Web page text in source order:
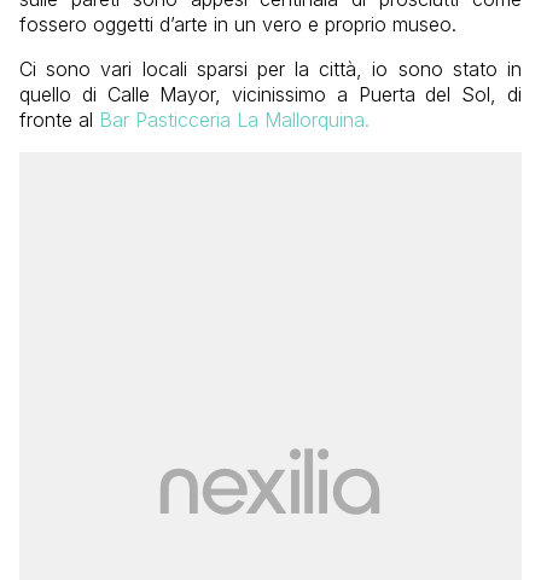
fossero oggetti d’arte in un vero e proprio museo.
Ci sono vari locali sparsi per la città, io sono stato in
quello di Calle Mayor, vicinissimo a Puerta del Sol, di
fronte al Bar Pasticceria La Mallorquina.